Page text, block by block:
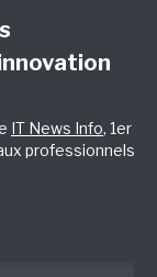
IT News Info, 1er
professionnels